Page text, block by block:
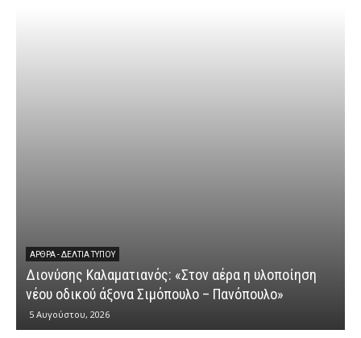
ΆΡΘΡΑ - ΔΕΛΤΊΑ ΤΎΠΟΥ
Διονύσης Καλαματιανός: «Στον αέρα η υλοποίηση
νέου οδικού άξονα Σιμόπουλο – Πανόπουλο»
5 Αυγούστου, 2026